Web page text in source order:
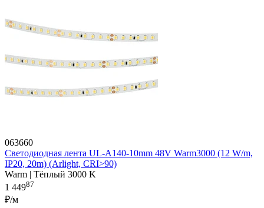
063660
Светодиодная лента UL-A140-10mm 48V Warm3000 (12 W/m,
IP20, 20m) (Arlight, CRI>90)
Warm | Тёплый 3000 K
1 44987
₽/м